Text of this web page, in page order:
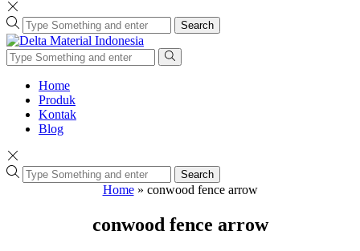
Search
Home
Produk
Kontak
Blog
Search
Home» conwood fence arrow
conwood fence arrow